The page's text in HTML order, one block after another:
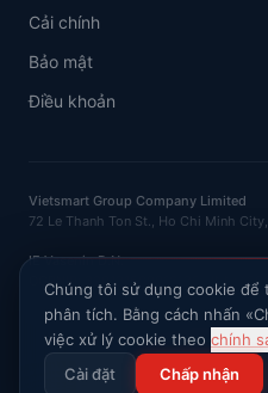
Cải chính
Bảo mật
Điều khoản
Vietsmart Group Company Limited
72 Le Thanh Ton St., Ho Chi Minh
IE Vasenin D.N.
OGRNIP
: 320121500016132 · INN :
© VietSmart.
Chính sách bảo
Chúng tôi sử dụng cookie để
phân tích. Bằng cách nhấn
việc xử lý cookie theo chính
Cài đặt
Chấp nhận